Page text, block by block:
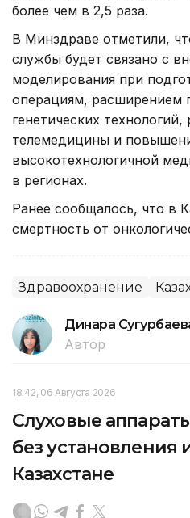
более чем в 2,5 раза.
В Минздраве отметили,
службы будет связано с
моделирования при
операциям, расширением
генетических технологий,
телемедицины и
высокотехнологичной
в регионах.
Ранее сообщалось, что в
смертность от
Здравоохранение
Динара
Автор
18:42, 06 Августа 2026
Слуховые
без установления
Казахстане